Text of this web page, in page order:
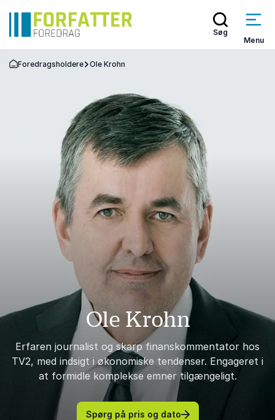
Søg
Menu
Tilbage til forsiden
Foredragsholdere Ole Krohn
Ole Krohn
Erfaren journalist og skarp finanskommentator hos
TV2, med indsigt i økonomiske tendenser. Engageret i
at formidle komplekse emner tilgængeligt.
Spørg på pris og dato